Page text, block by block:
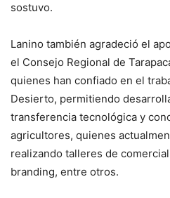
sostuvo.
Lanino también agradeció el
el Consejo Regional de
quienes han confiado en el
Desierto, permitiendo
transferencia tecnológica y
agricultores, quienes
realizando talleres de
branding, entre otros.